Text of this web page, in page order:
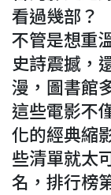
看過幾部？
不管是想重
史詩震撼，
漫，圖書館
這些電影不
化的經典縮
些清單就太
名，排行榜